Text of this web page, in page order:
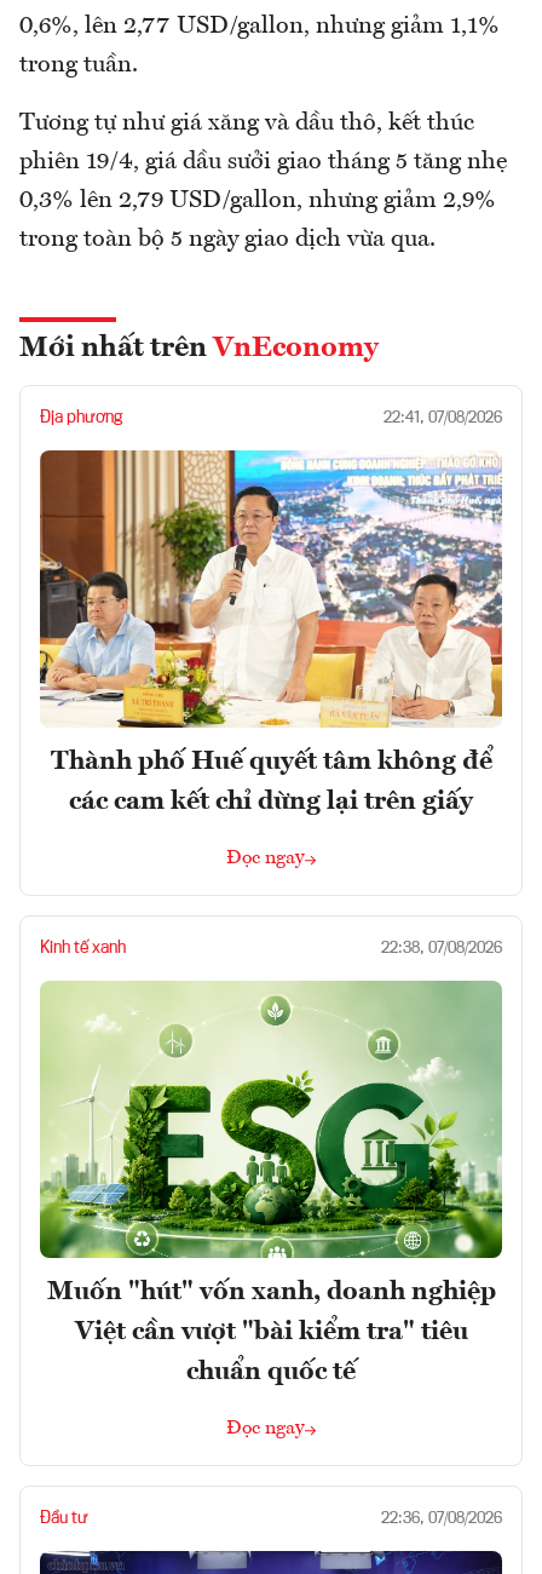
0,6%, lên 2,77 USD/gallon, nhưng giảm 1,1%
trong tuần.
Tương tự như giá xăng và dầu thô, kết thúc
phiên 19/4, giá dầu sưởi giao tháng 5 tăng nhẹ
0,3% lên 2,79 USD/gallon, nhưng giảm 2,9%
trong toàn bộ 5 ngày giao dịch vừa qua.
Mới nhất trên VnEconomy
Địa phương 22:41, 07/08/2026
Thành phố Huế quyết tâm không để
các cam kết chỉ dừng lại trên giấy
Đọc ngay
Kinh tế xanh 22:38, 07/08/2026
Muốn "hút" vốn xanh, doanh nghiệp
Việt cần vượt "bài kiểm tra" tiêu
chuẩn quốc tế
Đọc ngay
Đầu tư 22:36, 07/08/2026